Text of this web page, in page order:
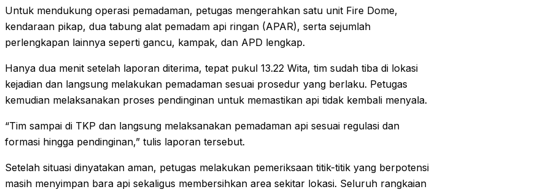
Untuk mendukung operasi pemadaman, petugas mengerahkan satu unit Fire Dome,
kendaraan pikap, dua tabung alat pemadam api ringan (APAR), serta sejumlah
perlengkapan lainnya seperti gancu, kampak, dan APD lengkap.
Hanya dua menit setelah laporan diterima, tepat pukul 13.22 Wita, tim sudah tiba di lokasi
kejadian dan langsung melakukan pemadaman sesuai prosedur yang berlaku. Petugas
kemudian melaksanakan proses pendinginan untuk memastikan api tidak kembali menyala.
“Tim sampai di TKP dan langsung melaksanakan pemadaman api sesuai regulasi dan
formasi hingga pendinginan,” tulis laporan tersebut.
Setelah situasi dinyatakan aman, petugas melakukan pemeriksaan titik-titik yang berpotensi
masih menyimpan bara api sekaligus membersihkan area sekitar lokasi. Seluruh rangkaian